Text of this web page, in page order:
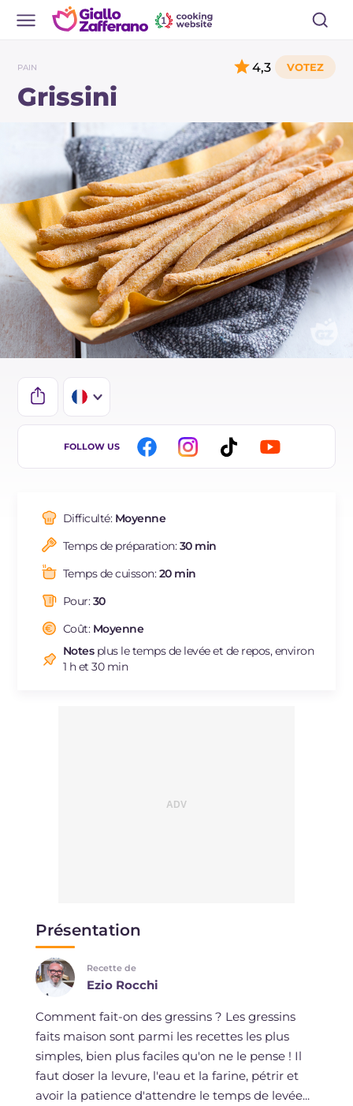
PAIN
Grissini
4,3
IT
ES
BR
NL
FOLLOW US
Difficulté: Moyenne
Temps de préparation:30 min
Temps de cuisson:20 min
Pour:30
Coût: Moyenne
Notesplus le temps de levée et de repos, environ
1 h et 30 min
Présentation
Recette de
Ezio Rocchi
Comment fait-on des gressins ? Les gressins
faits maison sont parmi les recettes les plus
simples, bien plus faciles qu'on ne le pense ! Il
faut doser la levure, l'eau et la farine, pétrir et
avoir la patience d'attendre le temps de levée...